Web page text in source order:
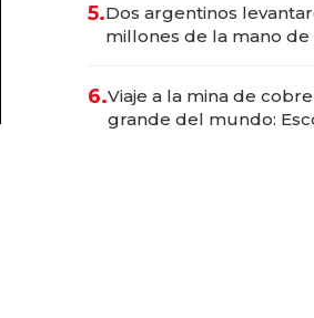
transformadoras
5.Dos argentinos
millones de la mano de
6.Viaje a la mina de
grande del mundo: